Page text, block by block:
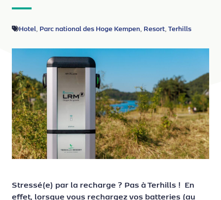
Hotel, Parc national des Hoge Kempen, Resort, Terhills
Stressé(e) par la recharge ? Pas à Terhills ! En
effet, lorsque vous rechargez vos batteries (au